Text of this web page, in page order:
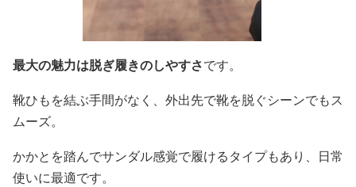
最大の魅力は脱ぎ履きのしやすさです。
靴ひもを結ぶ手間がなく、外出先で靴を脱ぐシーンでもス
ムーズ。
かかとを踏んでサンダル感覚で履けるタイプもあり、日常
使いに最適です。